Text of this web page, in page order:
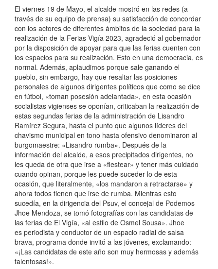
El viernes 19 de Mayo, el alcalde mostró en las redes (a
través de su equipo de prensa) su satisfacción de concordar
con los actores de diferentes ámbitos de la sociedad para la
realización de la Ferias Vigía 2023, agradeció al gobernador
por la disposición de apoyar para que las ferias cuenten con
los espacios para su realización. Esto en una democracia, es
normal. Además, aplaudimos porque sale ganando el
pueblo, sin embargo, hay que resaltar las posiciones
personales de algunos dirigentes políticos que como se dice
en fútbol, «toman posesión adelantada», en esta ocasión
socialistas vigienses se oponían, criticaban la realización de
estas segundas ferias de la administración de Lisandro
Ramírez Segura, hasta el punto que algunos líderes del
chavismo municipal en tono hasta ofensivo denominaron al
burgomaestre: «Lisandro rumba». Después de la
información del alcalde, a esos precipitados dirigentes, no
les queda de otra que irse a «fiestear» y tener más cuidado
cuando opinan, porque les puede suceder lo de esta
ocasión, que literalmente, «los mandaron a retractarse» y
ahora todos tienen que irse de rumba. Mientras esto
sucedía, en la dirigencia del Psuv, el concejal de Podemos
Jhoe Mendoza, se tomó fotografías con las candidatas de
las ferias de El Vigía, «al estilo de Osmel Sousa». Jhoe
es periodista y conductor de un espacio radial de salsa
brava, programa donde invitó a las jóvenes, exclamando:
«¡Las candidatas de este año son muy hermosas y además
talentosas!».